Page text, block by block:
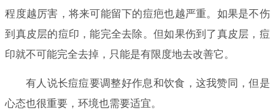
程度越厉害，将来可能留下的痘疤也越严重。如果是不伤
到真皮层的痘印，能完全去除。但如果伤到了真皮层，痘
印就不可能完全去掉，只能是有限度地去改善它。
有人说长痘痘要调整好作息和饮食，这我赞同，但是
心态也很重要，环境也需要适宜。